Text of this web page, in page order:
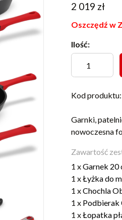
2 019 zł
Oszczędź w
Ilość:
Kod
Garnki,
nowoczesna
Zawartość
1 xGarnek 20
1 xŁyżka do
1 xChochla
1 x Podbierak
1 xŁopatka